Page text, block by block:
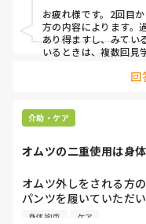
お疲れ様です。2回目
方の内容によります。
あり得ますし、みてい
いるときは、複数回見
人で行っていただくこ
回
介助・ケア
オムツの二重使用は身
オムツ外しをされる方
パンツを履いていただ
にあたるので書面にて
身体拘束 ケア